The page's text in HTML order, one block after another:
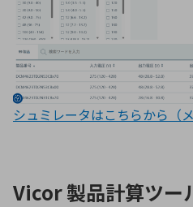
シュミレータはこちらから（
Vicor 製品計算ツー